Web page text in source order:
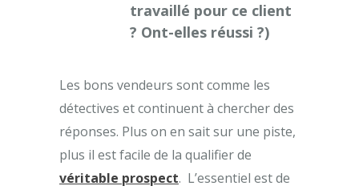
travaillé pour ce client
? Ont-elles réussi ?)
Les bons vendeurs sont comme les
détectives et continuent à chercher des
réponses. Plus on en sait sur une piste,
plus il est facile de la qualifier de
véritable prospect. L’essentiel est de